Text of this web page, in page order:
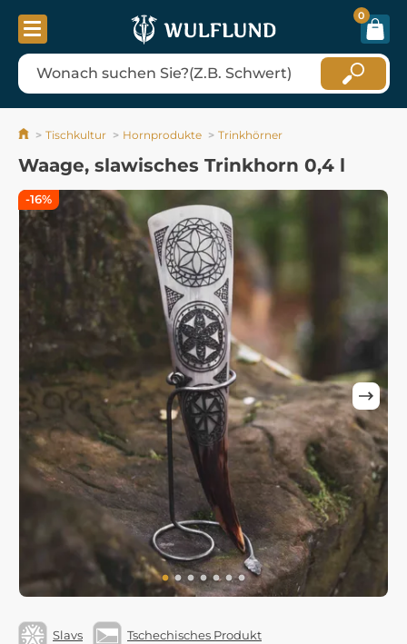
0
Tischkultur Hornprodukte Trinkhörner
Waage, slawisches Trinkhorn 0,4 l
Slavs Tschechisches Produkt
-16%